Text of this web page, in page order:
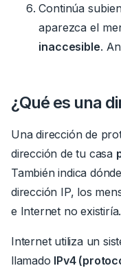
Continúa
aparezca el
inaccesible.
¿Qué es una
Una dirección de
dirección de tu casa
También indica
dirección IP, los
e Internet no existiría.
Internet utiliza un
llamado IPv4